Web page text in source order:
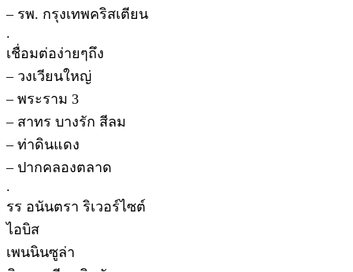
– รพ. กรุงเทพคริสเตียน
.
เชื่อมต่อง่ายๆถึง
– วงเวียนใหญ่
– พระราม 3
– สาทร บางรัก สีลม
– ท่าดินแดง
– ปากคลองตลาด
.
รร อนันตรา ริเวอร์ไซต์
ไอบิส
เพนนินซูล่า